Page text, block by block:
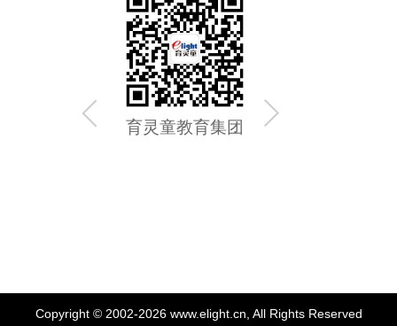
育灵童教育集团
Copyright © 2002-2026 www.elight.cn, All Rights Reserved